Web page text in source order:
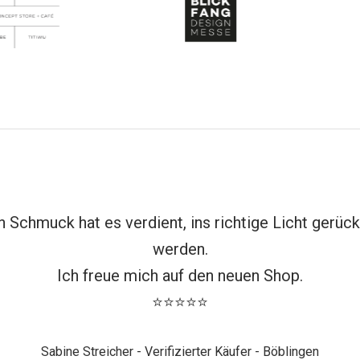
Schmuck hat es verdient, ins richtige Licht
werden.
Ich freue mich auf den neuen Shop.
⭐⭐⭐⭐⭐
Sabine Streicher - Verifizierter Käufer - Böblingen